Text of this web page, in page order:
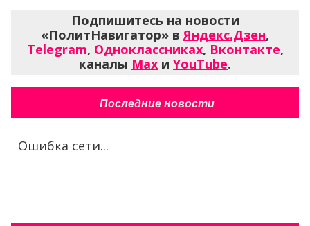
Подпишитесь на новости
«ПолитНавигатор» в Яндекс.Дзен,
Telegram, Одноклассниках, Вконтакте,
каналы Max и YouTube.
Последние новости
Ошибка сети...